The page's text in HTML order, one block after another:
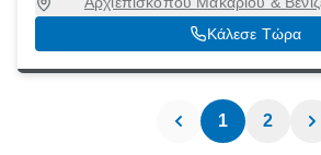
Ηράκλειο [Δήμος],Κάλεσε Τώρα
1 2